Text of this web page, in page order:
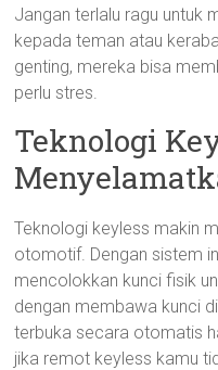
Jangan terlalu ragu untuk
kepada teman atau
genting, mereka bisa
perlu stres.
Teknologi
Teknologi keyless makin
otomotif. Dengan sistem
mencolokkan kunci fisik
dengan membawa kunci
terbuka secara otomatis
jika remot keyless kamu